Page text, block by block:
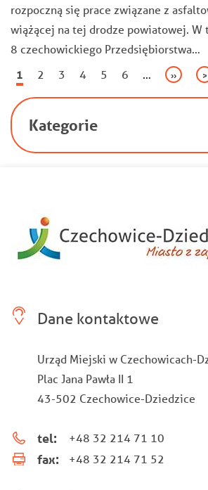
rozpoczną się prace związane z
wiążącej na tej drodze powiatowej. W
8 czechowickiego Przedsiębiorstwa…
Stronicowanie
Bieżąca
1 Page
2 Page
3 Page
4 Page
5 Page
6 …
Następna
›› >
Kategorie
Dane kontaktowe
Urząd Miejski w Czechowicach-
Plac Jana Pawła II 1
43-502 Czechowice-Dziedzice
tel: +48 32 214 71 10
fax: +48 32 214 71 52